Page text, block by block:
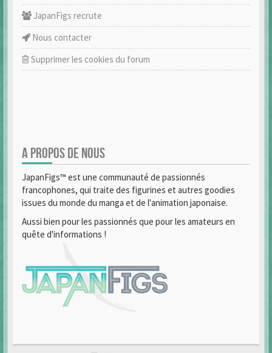
JapanFigs recrute
Nous contacter
Supprimer les cookies du forum
A PROPOS DE NOUS
JapanFigs™ est une communauté de passionnés
francophones, qui traite des figurines et autres goodies
issues du monde du manga et de l'animation japonaise.
Aussi bien pour les passionnés que pour les amateurs en
quête d'informations !